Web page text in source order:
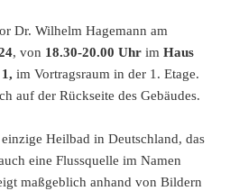
Dr. Wilhelm Hagemann am
, von 18.30-20.00 Uhr imHaus
1,im Vortragsraum in der 1. Etage.
auf der Rückseite des Gebäudes.
Heilbad in Deutschland, das
eine Flussquelle im Namen
maßgeblich anhand von Bildern